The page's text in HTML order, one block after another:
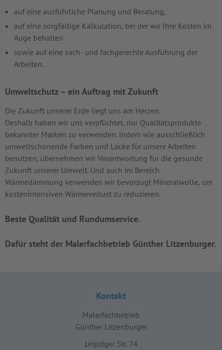
auf eine ausführliche Planung und Beratung,
auf eine sorgfältige Kalkulation, bei der wir Ihre Kosten im
Auge behalten
sowie auf eine sach- und fachgerechte Ausführung der
Arbeiten.
Umweltschutz – ein Auftrag mit Zukunft
Die Zukunft unserer Erde liegt uns am Herzen.
Deshalb haben wir uns verpflichtet, nur Qualitätsprodukte
bekannter Marken zu verwenden. Indem wie ausschließlich
umweltschonende Farben und Lacke für unsere Arbeiten
benutzen, übernehmen wir Verantwortung für die gesunde
Zukunft unserer Umwelt. Und auch im Bereich
Wärmedämmung verwenden wir bevorzugt Mineralwolle, um
kostenintensiven Wärmeverlust zu reduzieren.
Beste Qualität und Rundumservice.
Dafür steht der Malerfachbetrieb Günther Litzenburger.
Kontakt
Malerfachbetrieb
Günther Litzenburger
Leipziger Str. 74